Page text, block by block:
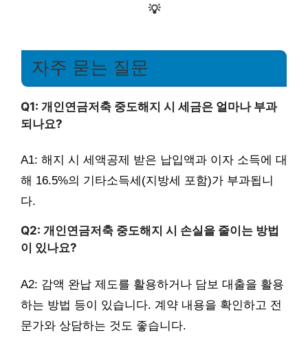
💡
자주 묻는 질문
Q1: 개인연금저축 중도해지 시 세금은 얼마나 부과
되나요?
A1: 해지 시 세액공제 받은 납입액과 이자 소득에 대
해 16.5%의 기타소득세(지방세 포함)가 부과됩니
다.
Q2: 개인연금저축 중도해지 시 손실을 줄이는 방법
이 있나요?
A2: 감액 완납 제도를 활용하거나 담보 대출을 활용
하는 방법 등이 있습니다. 계약 내용을 확인하고 전
문가와 상담하는 것도 좋습니다.